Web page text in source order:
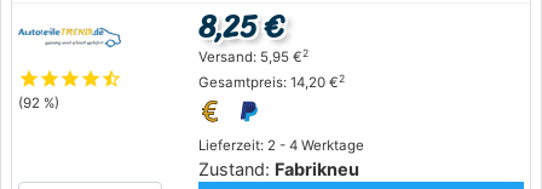
starstarstarstarstar_half
(92 %)
Lieferzeit: 2 - 4 Werktage
Zustand: Fabrikneu
8,25 €
Versand: 5,95 €2
Gesamtpreis: 14,20 €2